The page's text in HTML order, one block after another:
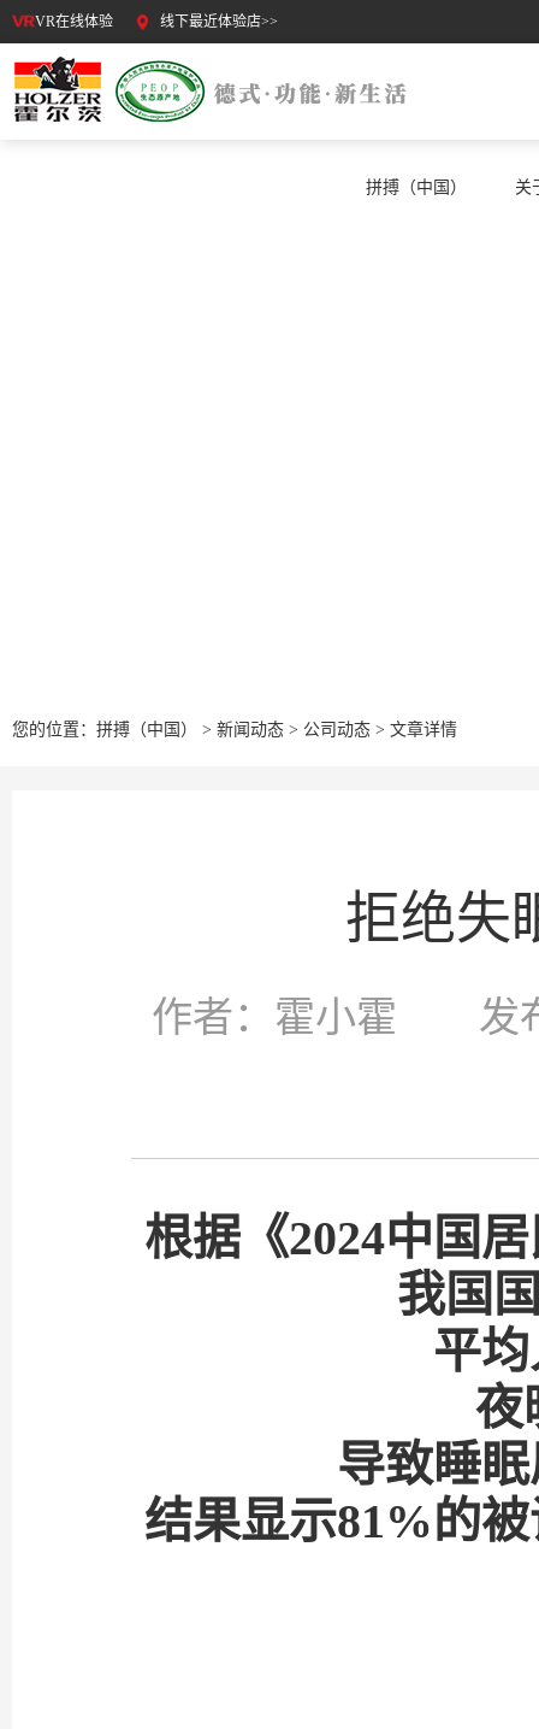
VR在线体验 线下最近体验店>>
拼搏（中国） 关
您的位置： 拼搏（中国） > 新闻动态 > 公司动态 > 文章详情
拒绝失
作者：霍小霍 发
根据《2024中国
我国
平
夜
导致睡
结果显示81%的